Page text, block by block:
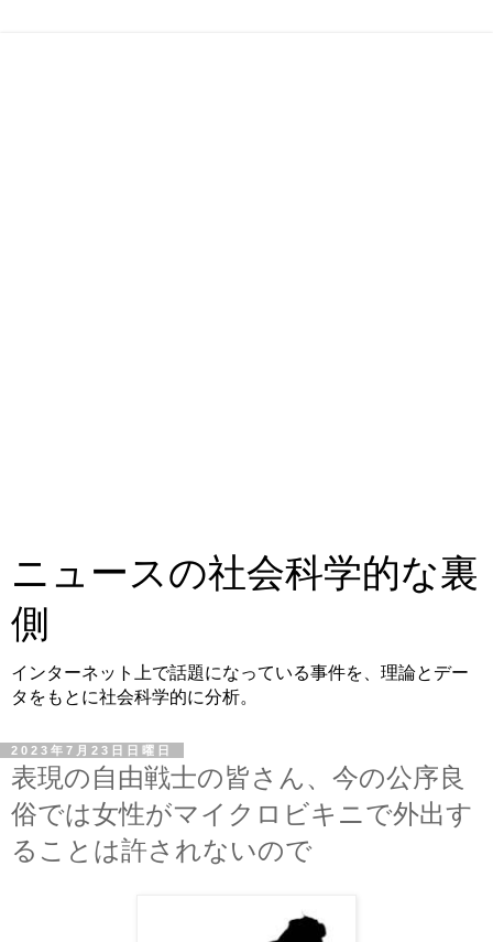
ニュースの社会科学的な裏
側
インターネット上で話題になっている事件を、理論とデー
タをもとに社会科学的に分析。
2023年7月23日日曜日
表現の自由戦士の皆さん、今の公序良
俗では女性がマイクロビキニで外出す
ることは許されないので